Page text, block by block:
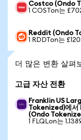
Costco (Ondo
1 COSTon는
Reddit (Ondo
1 RDDTon는
더 많은 변환 살펴
고급 자산 전환
Franklin US
Tokenized)에서
(Ondo
1 FLQLon는